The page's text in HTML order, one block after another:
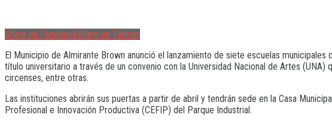
Share on FacebookShare on Twitter
El Municipio de Almirante Brown anunció el lanzamiento de siete escuelas
título universitario a través de un convenio con la Universidad Nacional de Artes
circenses, entre otras.
Las instituciones abrirán sus puertas a partir de abril y tendrán sede en la Casa
Profesional e Innovación Productiva (CEFIP) del Parque Industrial.